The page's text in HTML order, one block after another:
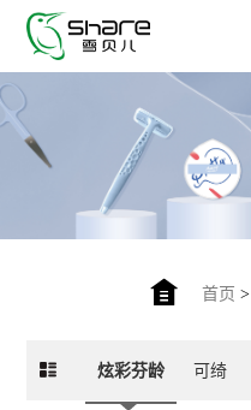
首页 >
炫彩芬龄 可绮